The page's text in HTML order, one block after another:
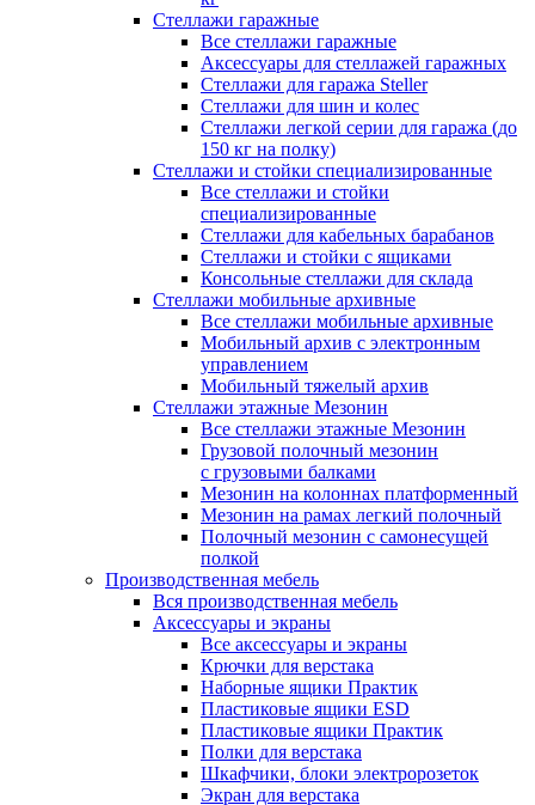
Стеллажи гаражные
Все стеллажи гаражные
Аксессуары для стеллажей гаражных
Стеллажи для гаража Steller
Стеллажи для шин и колес
Стеллажи легкой серии для гаража (до
150 кг на полку)
Стеллажи и стойки специализированные
Все стеллажи и стойки
специализированные
Стеллажи для кабельных барабанов
Стеллажи и стойки с ящиками
Консольные стеллажи для склада
Стеллажи мобильные архивные
Все стеллажи мобильные архивные
Мобильный архив с электронным
управлением
Мобильный тяжелый архив
Стеллажи этажные Мезонин
Все стеллажи этажные Мезонин
Грузовой полочный мезонин
с грузовыми балками
Мезонин на колоннах платформенный
Мезонин на рамах легкий полочный
Полочный мезонин с самонесущей
полкой
Производственная мебель
Вся производственная мебель
Аксессуары и экраны
Все аксессуары и экраны
Крючки для верстака
Наборные ящики Практик
Пластиковые ящики ESD
Пластиковые ящики Практик
Полки для верстака
Шкафчики, блоки электророзеток
Экран для верстака